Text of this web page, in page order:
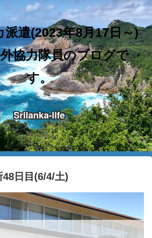
派遣(2023年8月17日～)
協力隊員のブログで
す。
Srilanka-life
日目(6/4/土)